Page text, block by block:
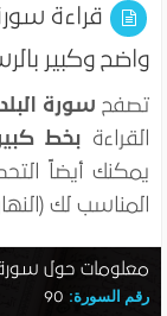
واضح وكبير
تصفح سورة
القراءة بخط
يمكنك أيضاً
المناسب لك
معلومات حول سورة
رقم السورة: